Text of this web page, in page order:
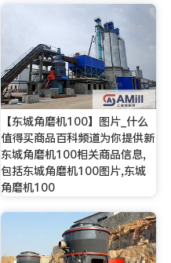
【东城角磨机100】图片_什么
值得买商品百科频道为你提供新
东城角磨机100相关商品信息,
包括东城角磨机100图片,东城
角磨机100